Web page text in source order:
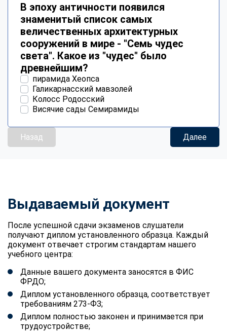
В эпоху античности появился
знаменитый список самых
величественных архитектурных
сооружений в мире - "Семь чудес
света". Какое из "чудес" было
древнейшим?
пирамида Хеопса
Галикарнасский мавзолей
Колосс Родосский
Висячие сады Семирамиды
Назад Далее
Выдаваемый документ
После успешной сдачи экзаменов слушатели
получают диплом установленного образца. Каждый
документ отвечает строгим стандартам нашего
учебного центра:
Данные вашего документа заносятся в ФИС
ФРДО;
Диплом установленного образца, соответствует
требованиям 273-ФЗ;
Диплом полностью законен и принимается при
трудоустройстве;